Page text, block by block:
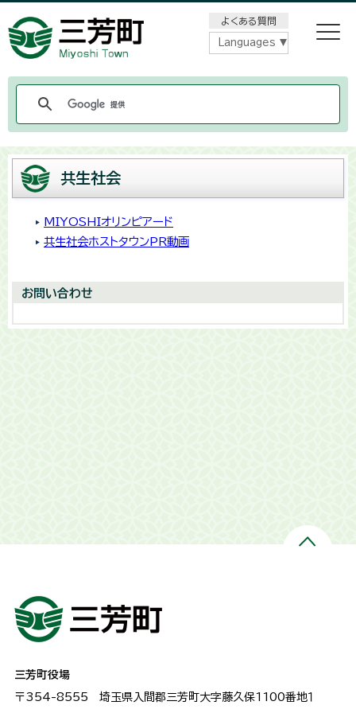
よくある質問
Languages
共生社会
MIYOSHIオリンピアード
共生社会ホストタウンPR動画
お問い合わせ
三芳町役場
〒354-8555 埼玉県入間郡三芳町大字藤久保1100番地１